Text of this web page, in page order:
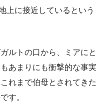
上に接近しているという
ルトの口から、ミアにと
あまりにも衝撃的な事実
れまで伯母とされてきた
す。